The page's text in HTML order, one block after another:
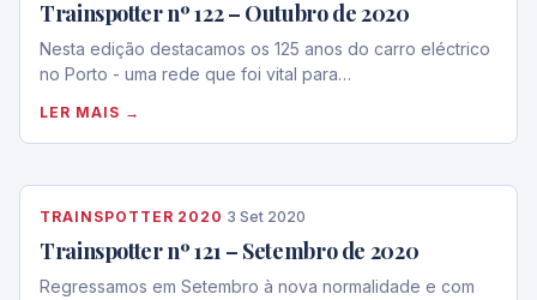
Trainspotter nº 122 – Outubro de 2020
Nesta edição destacamos os 125 anos do carro eléctrico
no Porto - uma rede que foi vital para…
LER MAIS →
TRAINSPOTTER 2020 ·3 Set 2020
Trainspotter nº 121 – Setembro de 2020
Regressamos em Setembro à nova normalidade e com